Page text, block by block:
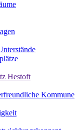
Hestoft
Kommune